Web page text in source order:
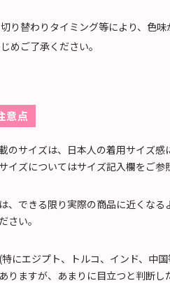
り替わりタイミング等により、色味
めご了承ください。
意点
のサイズは、日本人の着用サイズ
イズについてはサイズ記入欄をご参
、できる限り実際の商品に近くな
さい。
にエジプト、トルコ、インド、中
りますが、あまりに目立つと判断